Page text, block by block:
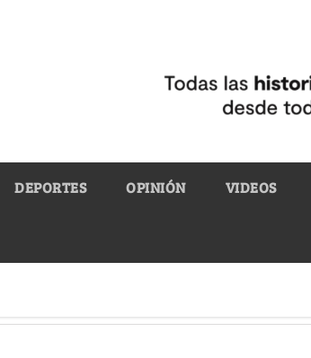
DEPORTES OPINIÓN VIDEOS